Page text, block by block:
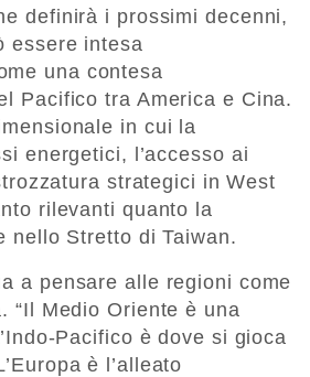
definirà i prossimi decenni,
essere intesa
una contesa
Pacifico tra America e Cina.
in cui la
energetici, l’accesso ai
strategici in West
rilevanti quanto la
nello Stretto di Taiwan.
a pensare alle regioni come
“Il Medio Oriente è una
Pacifico è dove si gioca
è l’alleato